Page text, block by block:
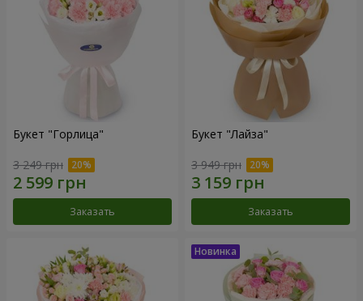
Букет "Горлица"
3 249 грн
Заказать
Букет "Лайза"
3 949 грн
Заказать